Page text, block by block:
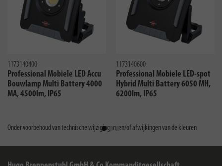
1173140400
Professional Mobiele LED Accu
Bouwlamp Multi Battery 4000
MA, 4500lm, IP65
1173140600
Professional Mobiele LED-spot
Hybrid Multi Battery 6050 MH,
6200lm, IP65
Onder voorbehoud van technische wijzigingen, en/of afwijkingen van de kleuren